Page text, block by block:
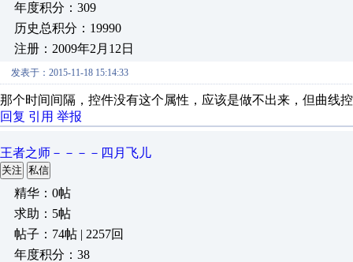
年度积分：309
历史总积分：19990
注册：2009年2月12日
发表于：2015-11-18 15:14:33
那个时间间隔，控件没有这个属性，应该是做不出来，但曲线
回复 引用 举报
王者之师－－－－四月飞儿
关注 私信
精华：0帖
求助：5帖
帖子：74帖 | 2257回
年度积分：38